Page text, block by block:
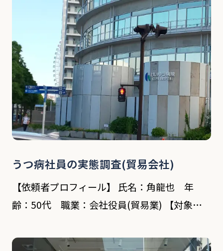
でもある父親から引き継ぎ、業務の全権を任さ
うつ病社員の実態調査(貿易会社)
【依頼者プロフィール】 氏名：角龍也 年
齢：50代 職業：会社役員(貿易業) 【対象者
職業：会社員 依頼内容 依頼者が取締役を務め